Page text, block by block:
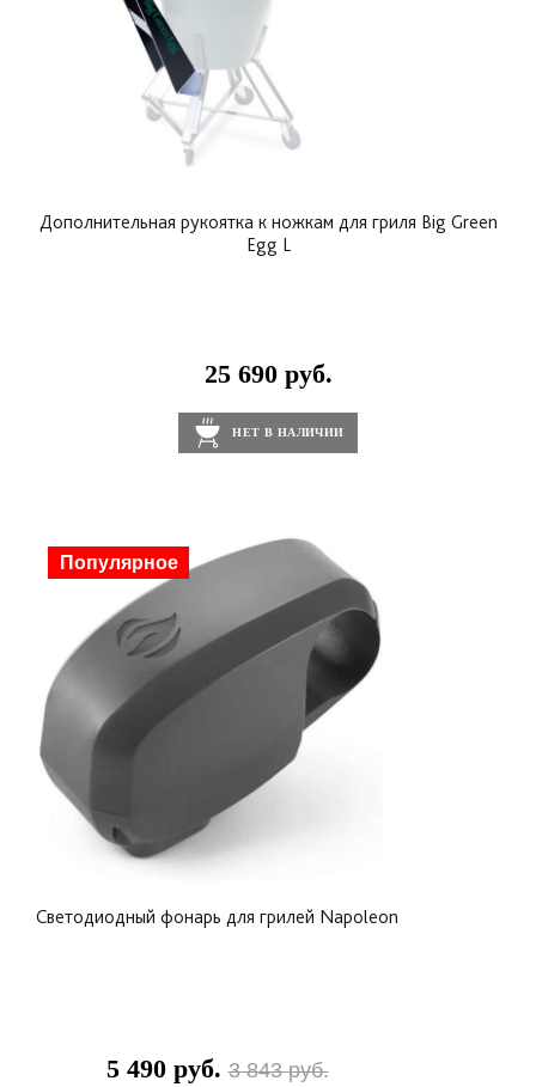
Дополнительная рукоятка к ножкам для гриля Big Green
Egg L
25 690 руб.
НЕТ В НАЛИЧИИ
Скидка
Популярное
Светодиодный фонарь для грилей Napoleon
5 490 руб.3 843 руб.